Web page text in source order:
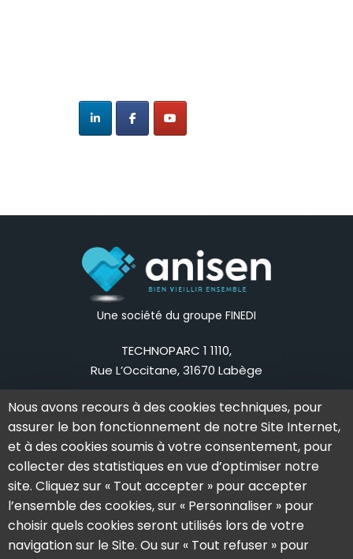
Une société du groupe FINEDI
TECHNOPARC 1 1110,
Rue L’Occitane, 31670 Labège
Tel: 05 62 79 83 75
La société
L’aventure Anisen
L’équipe
Actualités
Témoignages
Nos offres
Notre solution
Notre offre
Nos formations
Nous avons recours à des cookies techniques, pour
assurer le bon fonctionnement de notre Site Internet,
et à des cookies soumis à votre consentement, pour
collecter des statistiques en vue d’optimiser notre
site. Cliquez sur « Tout accepter » pour accepter
l’ensemble des cookies, sur « Personnaliser » pour
choisir quels cookies seront utilisés lors de votre
navigation sur le Site. Ou sur « Tout refuser » pour